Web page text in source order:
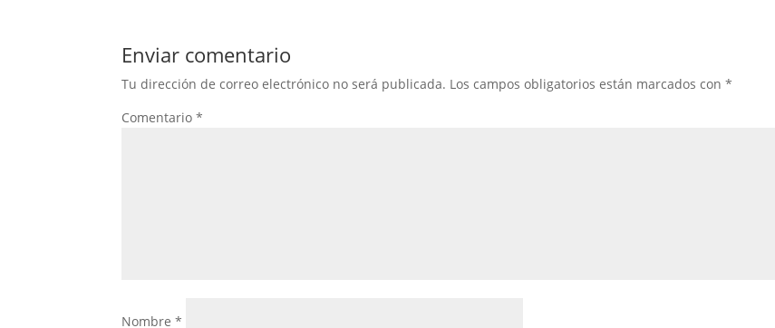
Enviar comentario
Tu dirección de correo electrónico no será publicada. Los campos obligatorios están marcados con*
Comentario*
Nombre*